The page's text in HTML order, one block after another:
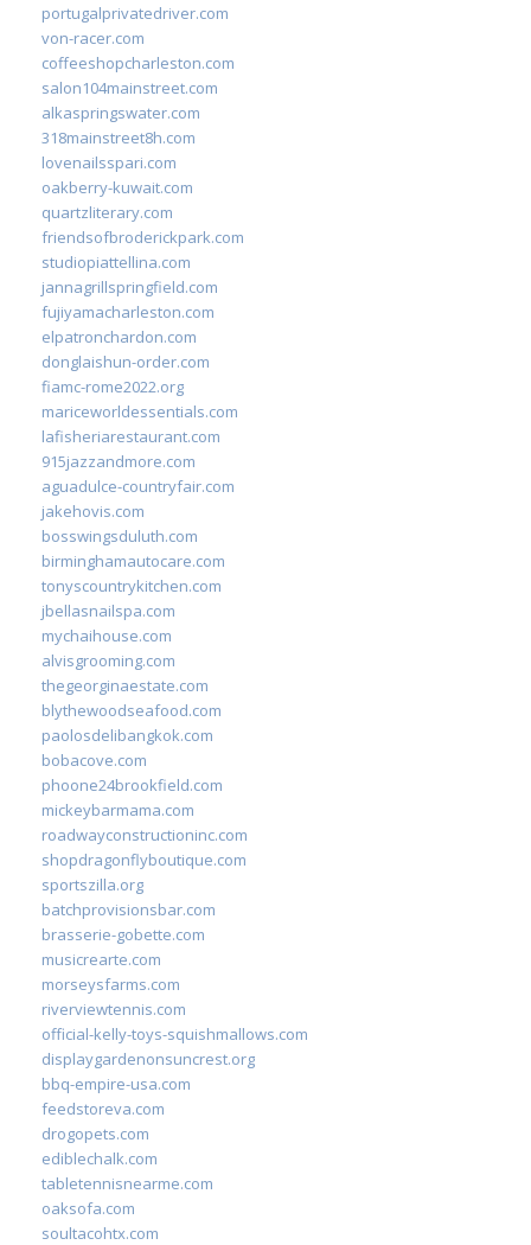
portugalprivatedriver.com
von-racer.com
coffeeshopcharleston.com
salon104mainstreet.com
alkaspringswater.com
318mainstreet8h.com
lovenailsspari.com
oakberry-kuwait.com
quartzliterary.com
friendsofbroderickpark.com
studiopiattellina.com
jannagrillspringfield.com
fujiyamacharleston.com
elpatronchardon.com
donglaishun-order.com
fiamc-rome2022.org
mariceworldessentials.com
lafisheriarestaurant.com
915jazzandmore.com
aguadulce-countryfair.com
jakehovis.com
bosswingsduluth.com
birminghamautocare.com
tonyscountrykitchen.com
jbellasnailspa.com
mychaihouse.com
alvisgrooming.com
thegeorginaestate.com
blythewoodseafood.com
paolosdelibangkok.com
bobacove.com
phoone24brookfield.com
mickeybarmama.com
roadwayconstructioninc.com
shopdragonflyboutique.com
sportszilla.org
batchprovisionsbar.com
brasserie-gobette.com
musicrearte.com
morseysfarms.com
riverviewtennis.com
official-kelly-toys-squishmallows.com
displaygardenonsuncrest.org
bbq-empire-usa.com
feedstoreva.com
drogopets.com
ediblechalk.com
tabletennisnearme.com
oaksofa.com
soultacohtx.com